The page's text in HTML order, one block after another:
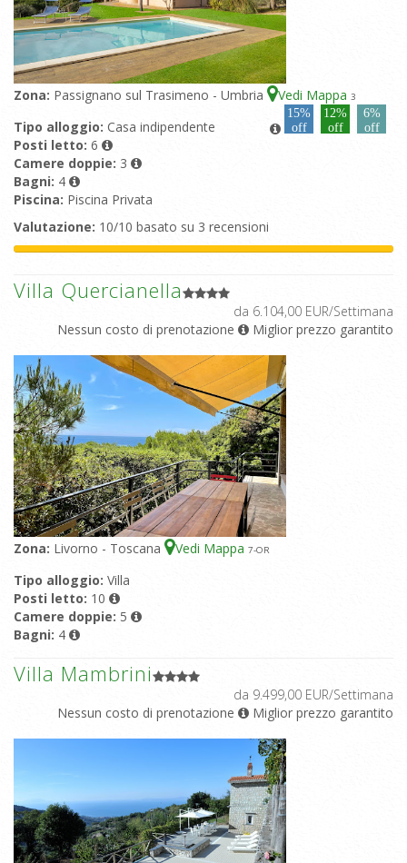
Zona: Passignano sul Trasimeno - Umbria Vedi Mappa 3
15%
off
12%
off
6%
off
Tipo alloggio: Casa indipendente
Posti letto: 6
Camere doppie: 3
Bagni: 4
Piscina: Piscina Privata
Valutazione: 10/10 basato su 3 recensioni
Villa Quercianella
da 6.104,00 EUR/Settimana
Nessun costo di prenotazione
Miglior prezzo garantito
Zona: Livorno - Toscana Vedi Mappa 7-OR
Tipo alloggio: Villa
Posti letto: 10
Camere doppie: 5
Bagni: 4
Villa Mambrini
da 9.499,00 EUR/Settimana
Nessun costo di prenotazione
Miglior prezzo garantito